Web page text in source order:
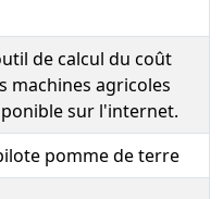
de calcul du coût
machines agricoles
sur l'internet.
pomme de terre